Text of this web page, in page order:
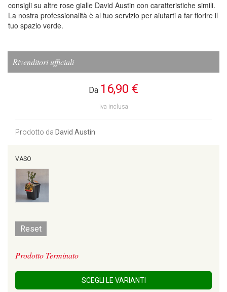
consigli su altre rose gialle David Austin con caratteristiche simili.
La nostra professionalità è al tuo servizio per aiutarti a far fiorire il
tuo spazio verde.
Rivenditori ufficiali
Da 16,90 €
iva inclusa
Prodotto da David Austin
VASO
Reset
Prodotto Terminato
SCEGLI LE VARIANTI